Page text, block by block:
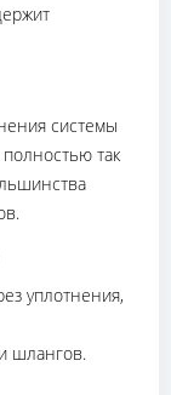
системы
полностью так
уплотнения,
шлангов.